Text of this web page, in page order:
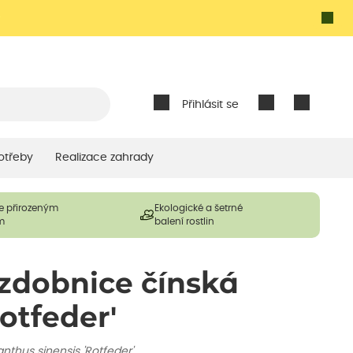
Přihlásit se
Realizace zahrady
přirozeným
Ekologické a šetrné
balení rostlin
čínská